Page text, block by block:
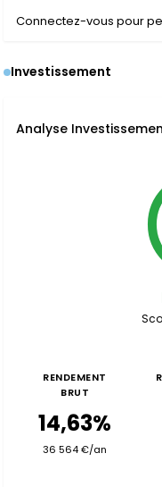
Connectez-vous pour
Investissement
Analyse
RENDEMENT
BRUT
14,63%
36 564 €/an